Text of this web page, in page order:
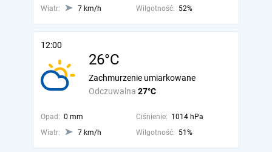
Wiatr:
7 km/h Wilgotność: 52%
12:00
26°C
Odczuwalna 27°C
Zachmurzenie umiarkowane
Opad: 0 mm Ciśnienie: 1014 hPa
Wiatr:
7 km/h Wilgotność: 51%